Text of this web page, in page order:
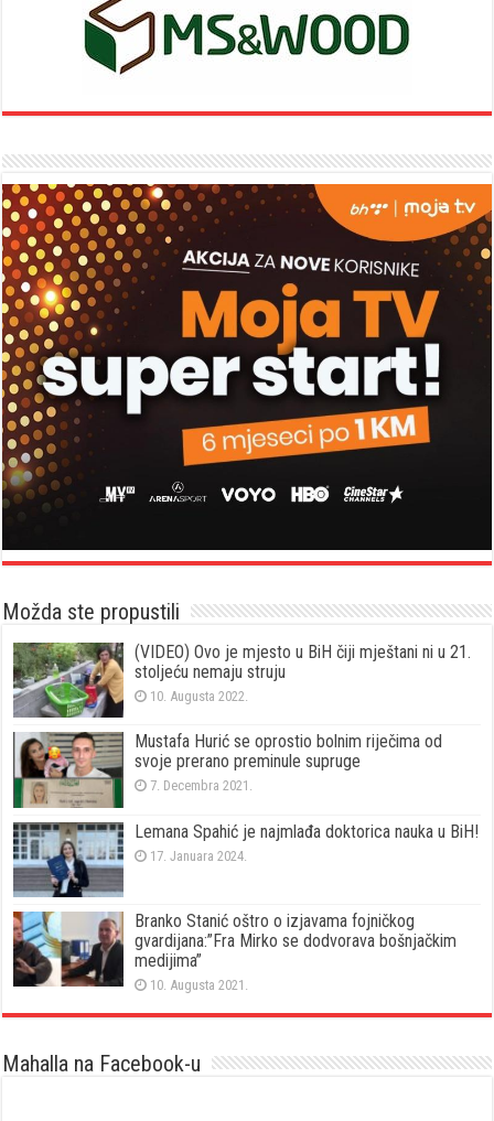
Možda ste propustili
(VIDEO) Ovo je mjesto u BiH čiji mještani ni u 21.
stoljeću nemaju struju
10. Augusta 2022.
Mustafa Hurić se oprostio bolnim riječima od
svoje prerano preminule supruge
7. Decembra 2021.
Lemana Spahić je najmlađa doktorica nauka u BiH!
17. Januara 2024.
Branko Stanić oštro o izjavama fojničkog
gvardijana:”Fra Mirko se dodvorava bošnjačkim
medijima”
10. Augusta 2021.
Mahalla na Facebook-u